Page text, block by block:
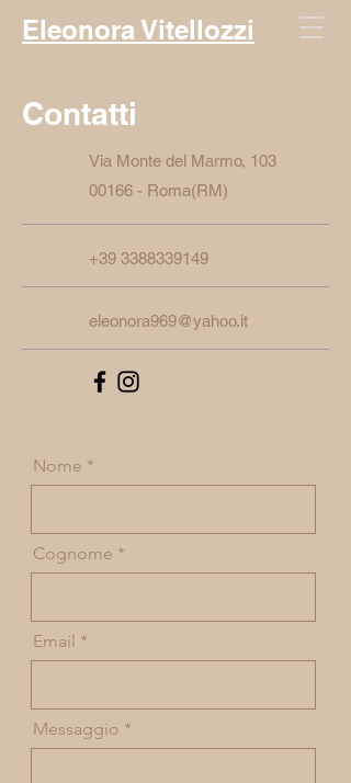
Eleonora Vitellozzi
Contatti
Via Monte del Marmo, 103
00166 - Roma(RM)
+39 3388339149
eleonora969@yahoo.it
Nome
Cognome
Email
Messaggio